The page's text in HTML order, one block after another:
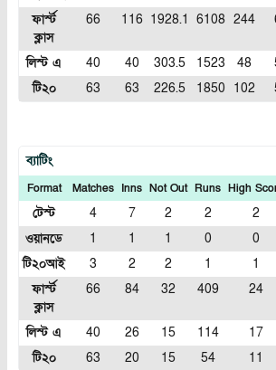
ফার্স্ট
ক্লাস
66 116 1928.1 6108 244
লিস্ট এ 40 40 303.5 1523 48
টি২০
63 63 226.5 1850 102
ব্যাটিং
Format Matches Inns Not Out Runs High
টেস্ট 4 7 2 2 2
ওয়ানডে
1 1 1 0 0
টি২০আই
3 2 2 1 1
ফার্স্ট
ক্লাস
66 84 32 409 24
লিস্ট এ 40 26 15 114 17
টি২০
63 20 15 54 11